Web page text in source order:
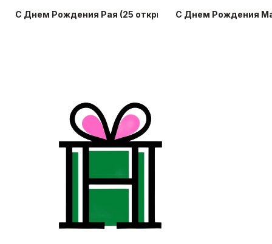
С Днем Рождения Рая (25 открыток)С Днем Рождения